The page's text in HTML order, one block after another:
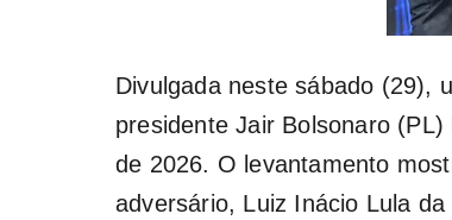
Divulgada neste sábado (29),
presidente Jair Bolsonaro
de 2026. O levantamento
adversário, Luiz Inácio Lula